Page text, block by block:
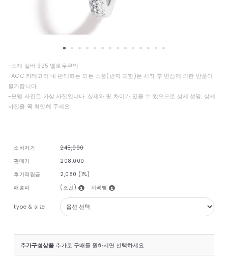
-소재 실버 925 옐로우큐빅
-ACC 카테고리 내 판매되는 모든 소품(반지 포함)은 시착 후 변심에 의한 반품이
불가합니다
-모델 사진은 가상 사진입니다. 실제와 핏 차이가 있을 수 있으므로 상세 설명, 상세
사진을 꼭 확인해 주세요
소비자가
245,000
판매가
208,000
후기적립금
2,080 (1%)
배송비
(조건) 지역별
type & size
추가구성상품 추가로 구매를 원하시면 선택하세요.